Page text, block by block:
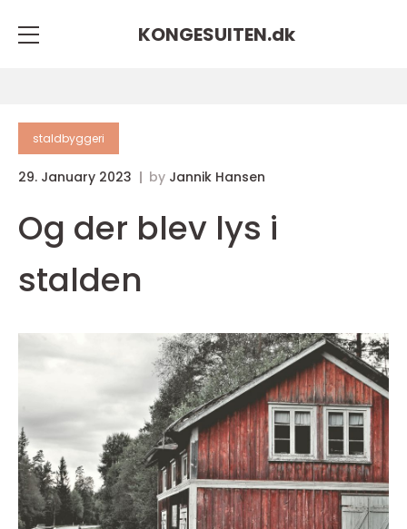
KONGESUITEN.dk
staldbyggeri
29. January 2023 by Jannik Hansen
Og der blev lys i
stalden